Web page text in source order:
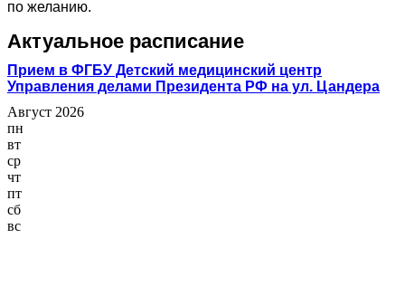
по желанию.
Актуальное расписание
Прием в ФГБУ Детский медицинский центр
Управления делами Президента РФ на ул. Цандера
Август 2026
пн
вт
ср
чт
пт
сб
вс